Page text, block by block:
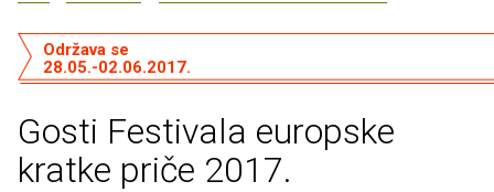
Gosti Festivala europske
kratke priče 2017.
Održava se
28.05.-02.06.2017.